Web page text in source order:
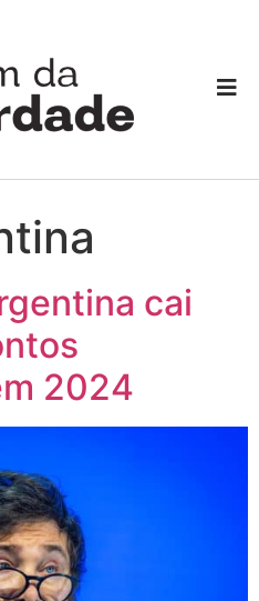
cai
2024